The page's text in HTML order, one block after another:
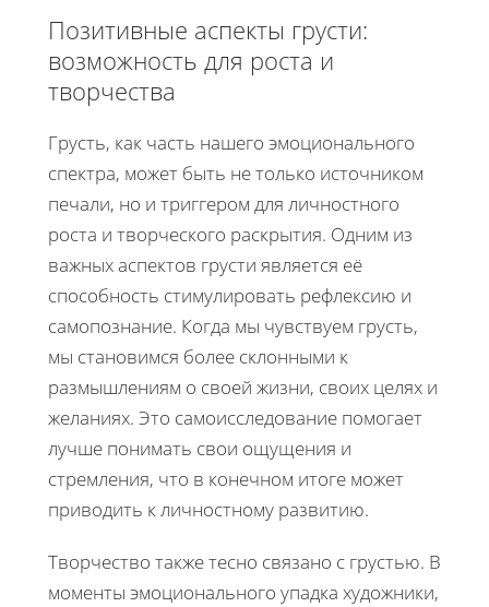
Позитивные аспекты грусти:
возможность для роста и
творчества
Грусть, как часть нашего эмоционального
спектра, может быть не только источником
печали, но и триггером для личностного
роста и творческого раскрытия. Одним из
важных аспектов грусти является её
способность стимулировать рефлексию и
самопознание. Когда мы чувствуем грусть,
мы становимся более склонными к
размышлениям о своей жизни, своих целях и
желаниях. Это самоисследование помогает
лучше понимать свои ощущения и
стремления, что в конечном итоге может
приводить к личностному развитию.
Творчество также тесно связано с грустью. В
моменты эмоционального упадка художники,